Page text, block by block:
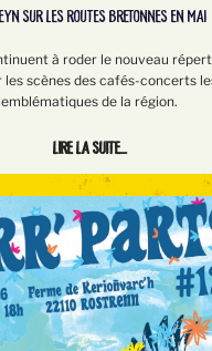
SUR LES ROUTES BRETONNES EN MAI
à roder le nouveau
scènes des cafés-concerts
emblématiques de la région.
Lire la suite...